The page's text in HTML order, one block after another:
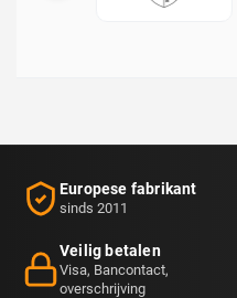
Europese fabrikant
sinds 2011
Veilig betalen
Visa, Bancontact,
overschrijving